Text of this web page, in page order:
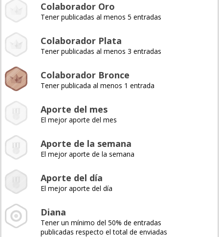
Colaborador Oro
Tener publicadas al menos 5 entradas
Colaborador Plata
Tener publicadas al menos 3 entradas
Colaborador Bronce
Tener publicada al menos 1 entrada
Aporte del mes
El mejor aporte del mes
Aporte de la semana
El mejor aporte de la semana
Aporte del día
El mejor aporte del día
Diana
Tener un mínimo del 50% de entradas
publicadas respecto el total de enviadas